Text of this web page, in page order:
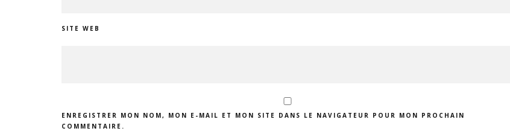
SITE WEB
ENREGISTRER MON NOM, MON E-MAIL ET MON SITE DANS LE NAVIGATEUR POUR MON PROCHAIN
COMMENTAIRE.